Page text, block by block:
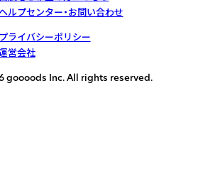
ヘルプセンター・お問い合わせ
プライバシーポリシー
営会社
goooods Inc. All rights reserved.